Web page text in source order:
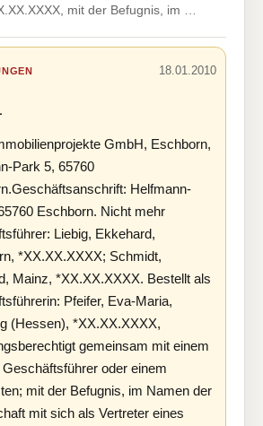
mit der Befugnis, im …
18.01.2010
GmbH, Eschborn,
Park 5, 65760
Helfmann-
Eschborn. Nicht mehr
Liebig, Ekkehard,
*XX.XX.XXXX; Schmidt,
Mainz, *XX.XX.XXXX. Bestellt als
Pfeifer, Eva-Maria,
(Hessen), *XX.XX.XXXX,
gemeinsam mit einem
oder einem
mit der Befugnis, im Namen der
mit sich als Vertreter eines